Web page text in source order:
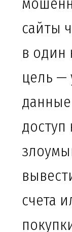
сайты
в один
цель —
доступ
счета